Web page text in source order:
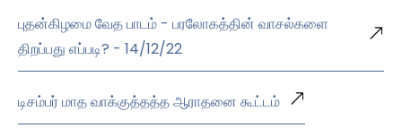
புதன்கிழமை வேத பாடம் - பரலோகத்தின் வாசல்களை
திறப்பது எப்படி? - 14/12/22
டிசம்பர் மாத வாக்குத்தத்த ஆராதனை கூட்டம்